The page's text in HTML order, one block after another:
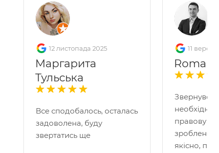
12 листопада 2025
Маргарита
Тульська
Все сподобалось, осталась
задоволена, буду
звертатись ще
11
Roman
Звернувся
правову
зроблено
якісно,